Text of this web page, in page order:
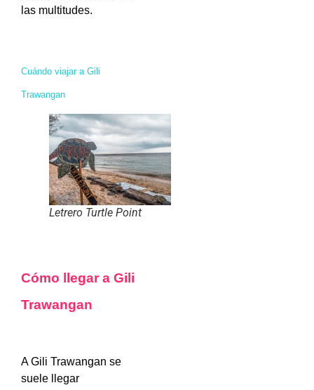
las multitudes.
Cuándo viajar a Gili
Trawangan
Letrero Turtle Point
Cómo llegar a Gili
Trawangan
A Gili Trawangan se
suele llegar